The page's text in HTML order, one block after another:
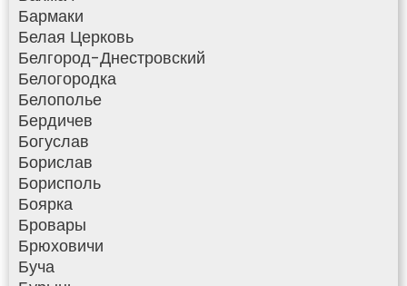
Бармаки
Белая Церковь
Белгород-Днестровский
Белогородка
Белополье
Бердичев
Богуслав
Борислав
Борисполь
Боярка
Бровары
Брюховичи
Буча